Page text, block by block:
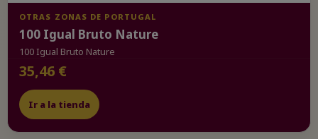
OTRAS ZONAS DE PORTUGAL
100 Igual Bruto Nature
100 Igual Bruto Nature
35,46 €
Ir a la tienda